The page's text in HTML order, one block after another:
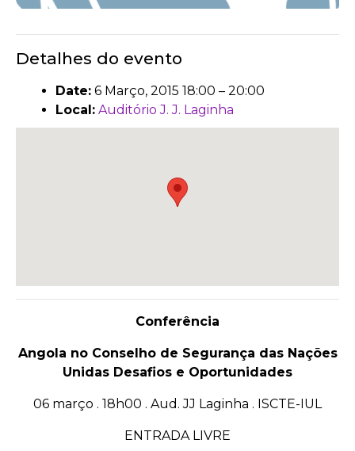
Detalhes do evento
Date: 6 Março, 2015 18:00 – 20:00
Local: Auditório J. J. Laginha
Conferência
Angola no Conselho de Segurança das Nações
Unidas Desafios e Oportunidades
06 março . 18h00 . Aud. JJ Laginha . ISCTE-IUL
ENTRADA LIVRE